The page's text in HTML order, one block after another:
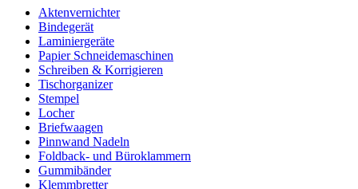
Aktenvernichter
Bindegerät
Laminiergeräte
Papier Schneidemaschinen
Schreiben & Korrigieren
Tischorganizer
Stempel
Locher
Briefwaagen
Pinnwand Nadeln
Foldback- und Büroklammern
Gummibänder
Klemmbretter